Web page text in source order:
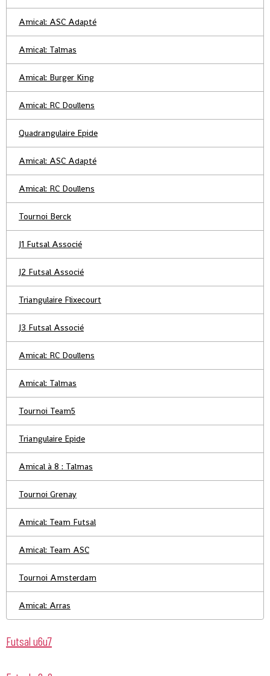
Amical: ASC Adapté
Amical: Talmas
Amical: Burger King
Amical: RC Doullens
Quadrangulaire Epide
Amical: ASC Adapté
Amical: RC Doullens
Tournoi Berck
J1 Futsal Associé
J2 Futsal Associé
Triangulaire Flixecourt
J3 Futsal Associé
Amical: RC Doullens
Amical: Talmas
Tournoi Team5
Triangulaire Epide
Amical à 8 : Talmas
Tournoi Grenay
Amical: Team Futsal
Amical: Team ASC
Tournoi Amsterdam
Amical: Arras
Futsal u6u7